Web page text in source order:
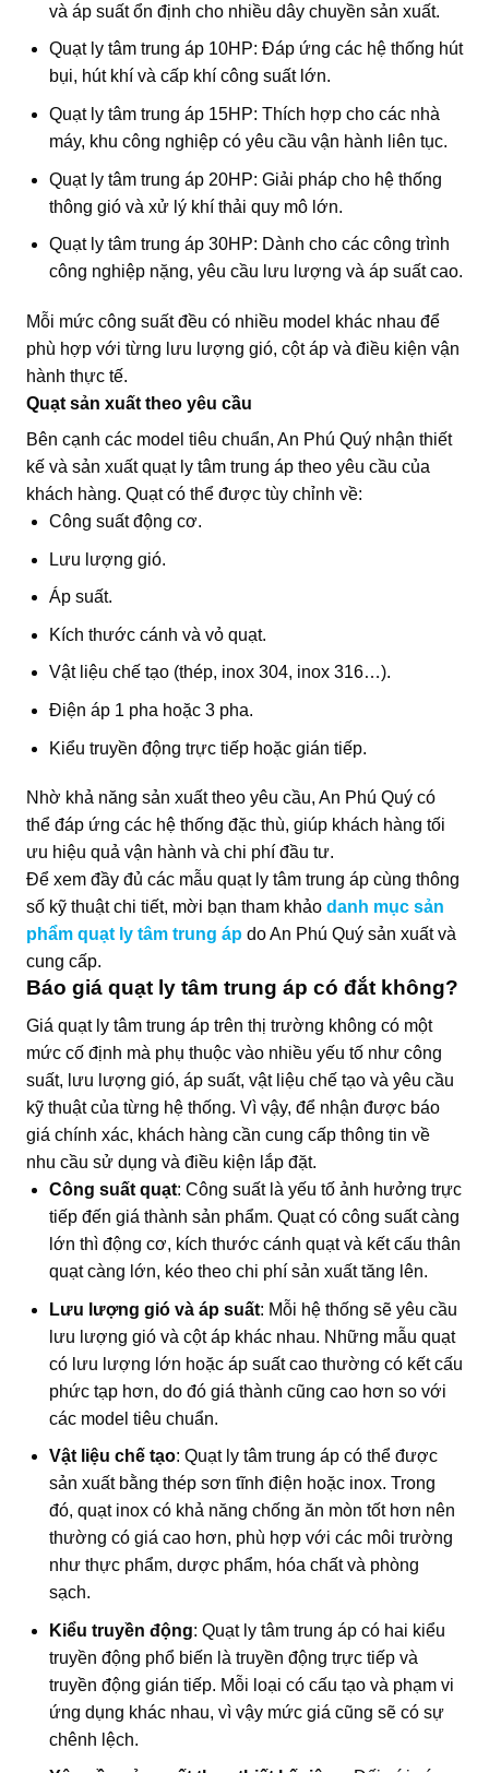
và áp suất ổn định cho nhiều dây chuyền sản xuất.
Quạt ly tâm trung áp 10HP: Đáp ứng các hệ thống hút
bụi, hút khí và cấp khí công suất lớn.
Quạt ly tâm trung áp 15HP: Thích hợp cho các nhà
máy, khu công nghiệp có yêu cầu vận hành liên tục.
Quạt ly tâm trung áp 20HP: Giải pháp cho hệ thống
thông gió và xử lý khí thải quy mô lớn.
Quạt ly tâm trung áp 30HP: Dành cho các công trình
công nghiệp nặng, yêu cầu lưu lượng và áp suất cao.
Mỗi mức công suất đều có nhiều model khác nhau để
phù hợp với từng lưu lượng gió, cột áp và điều kiện vận
hành thực tế.
Quạt sản xuất theo yêu cầu
Bên cạnh các model tiêu chuẩn, An Phú Quý nhận thiết
kế và sản xuất quạt ly tâm trung áp theo yêu cầu của
khách hàng. Quạt có thể được tùy chỉnh về:
Công suất động cơ.
Lưu lượng gió.
Áp suất.
Kích thước cánh và vỏ quạt.
Vật liệu chế tạo (thép, inox 304, inox 316…).
Điện áp 1 pha hoặc 3 pha.
Kiểu truyền động trực tiếp hoặc gián tiếp.
Nhờ khả năng sản xuất theo yêu cầu, An Phú Quý có
thể đáp ứng các hệ thống đặc thù, giúp khách hàng tối
ưu hiệu quả vận hành và chi phí đầu tư.
Để xem đầy đủ các mẫu quạt ly tâm trung áp cùng thông
số kỹ thuật chi tiết, mời bạn tham khảo danh mục sản
phẩm quạt ly tâm trung áp do An Phú Quý sản xuất và
cung cấp.
Báo giá quạt ly tâm trung áp có đắt không?
Giá quạt ly tâm trung áp trên thị trường không có một
mức cố định mà phụ thuộc vào nhiều yếu tố như công
suất, lưu lượng gió, áp suất, vật liệu chế tạo và yêu cầu
kỹ thuật của từng hệ thống. Vì vậy, để nhận được báo
giá chính xác, khách hàng cần cung cấp thông tin về
nhu cầu sử dụng và điều kiện lắp đặt.
Công suất quạt: Công suất là yếu tố ảnh hưởng trực
tiếp đến giá thành sản phẩm. Quạt có công suất càng
lớn thì động cơ, kích thước cánh quạt và kết cấu thân
quạt càng lớn, kéo theo chi phí sản xuất tăng lên.
Lưu lượng gió và áp suất: Mỗi hệ thống sẽ yêu cầu
lưu lượng gió và cột áp khác nhau. Những mẫu quạt
có lưu lượng lớn hoặc áp suất cao thường có kết cấu
phức tạp hơn, do đó giá thành cũng cao hơn so với
các model tiêu chuẩn.
Vật liệu chế tạo: Quạt ly tâm trung áp có thể được
sản xuất bằng thép sơn tĩnh điện hoặc inox. Trong
đó, quạt inox có khả năng chống ăn mòn tốt hơn nên
thường có giá cao hơn, phù hợp với các môi trường
như thực phẩm, dược phẩm, hóa chất và phòng
sạch.
Kiểu truyền động: Quạt ly tâm trung áp có hai kiểu
truyền động phổ biến là truyền động trực tiếp và
truyền động gián tiếp. Mỗi loại có cấu tạo và phạm vi
ứng dụng khác nhau, vì vậy mức giá cũng sẽ có sự
chênh lệch.